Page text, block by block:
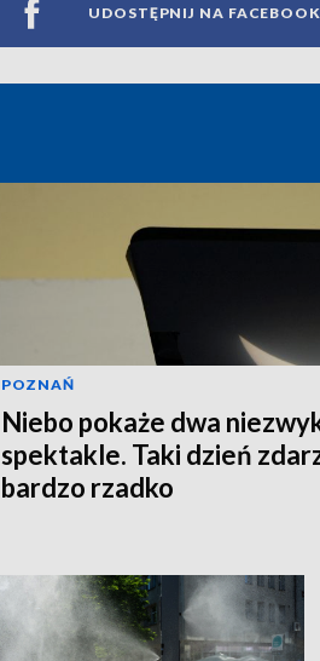
UDOSTĘPNIJ NA
POZNAŃ
Niebo pokaże dwa
spektakle. Taki dzień
bardzo rzadko